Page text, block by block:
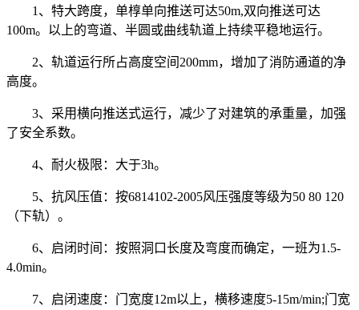
1、特大跨度，单椁单向推送可达50m,双向推送可达
100m。以上的弯道、半圆或曲线轨道上持续平稳地运行。
2、轨道运行所占高度空间200mm，增加了消防通道的净
高度。
3、采用横向推送式运行，减少了对建筑的承重量，加强
了安全系数。
4、耐火极限：大于3h。
5、抗风压值：按6814102-2005风压强度等级为50 80 120
（下轨）。
6、启闭时间：按照洞口长度及弯度而确定，一班为1.5-
4.0min。
7、启闭速度：门宽度12m以上，横移速度5-15m/min;门宽